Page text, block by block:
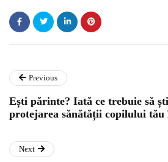
Previous
Ești părinte? Iată ce trebuie să
protejarea sănătății copilului tău
Next